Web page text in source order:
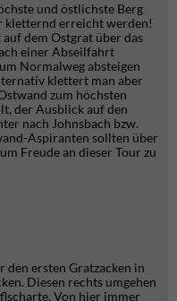
und östlichste Berg
kletternd erreicht werden!
dem Ostgrat über das
einer Abseilfahrt
Normalweg absteigen
klettert man aber
zum höchsten
der Ausblick auf den
nach Johnsbach bzw.
Aspiranten sollten über
Freude an dieser Tour zu
den ersten Gratzacken in
Diesen rechts umgehen
Von hier immer